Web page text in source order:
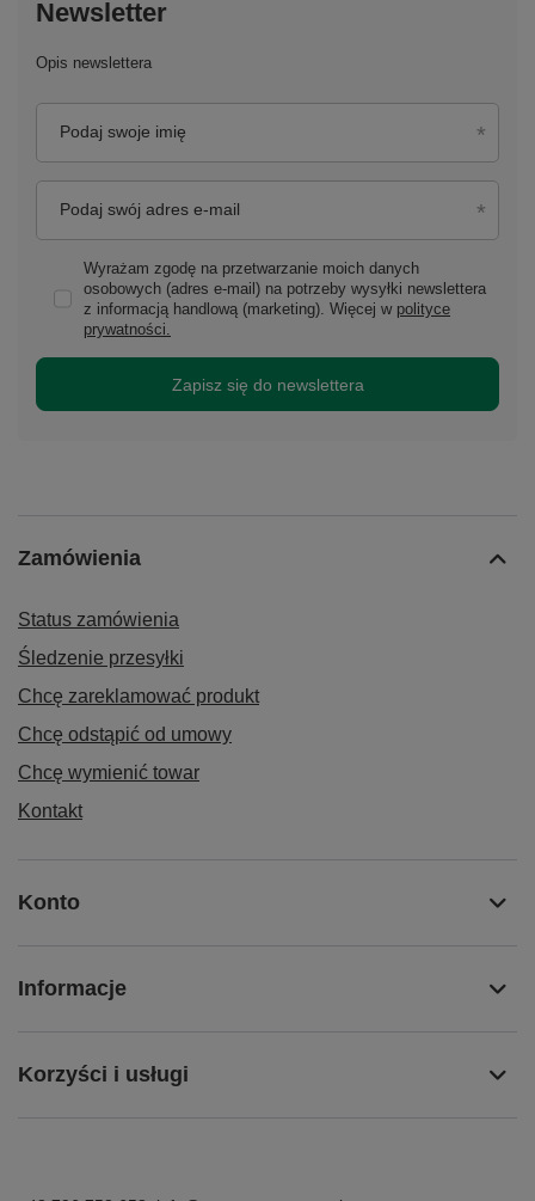
Newsletter
Opis newslettera
Podaj swoje imię
Podaj swój adres e-mail
Wyrażam zgodę na przetwarzanie moich danych
osobowych (adres e-mail) na potrzeby wysyłki newslettera
z informacją handlową (marketing). Więcej w polityce
prywatności.
Zapisz się do newslettera
Zamówienia
Status zamówienia
Śledzenie przesyłki
Chcę zareklamować produkt
Chcę odstąpić od umowy
Chcę wymienić towar
Kontakt
Konto
Informacje
Korzyści i usługi